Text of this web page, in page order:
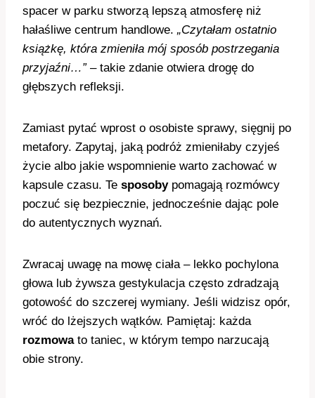
spacer w parku stworzą lepszą atmosferę niż
hałaśliwe centrum handlowe. „Czytałam ostatnio
książkę, która zmieniła mój sposób postrzegania
przyjaźni…”– takie zdanie otwiera drogę do
głębszych refleksji.
Zamiast pytać wprost o osobiste sprawy, sięgnij po
metafory. Zapytaj, jaką podróż zmieniłaby czyjeś
życie albo jakie wspomnienie warto zachować w
kapsule czasu. Te sposobypomagają rozmówcy
poczuć się bezpiecznie, jednocześnie dając pole
do autentycznych wyznań.
Zwracaj uwagę na mowę ciała – lekko pochylona
głowa lub żywsza gestykulacja często zdradzają
gotowość do szczerej wymiany. Jeśli widzisz opór,
wróć do lżejszych wątków. Pamiętaj: każda
rozmowato taniec, w którym tempo narzucają
obie strony.